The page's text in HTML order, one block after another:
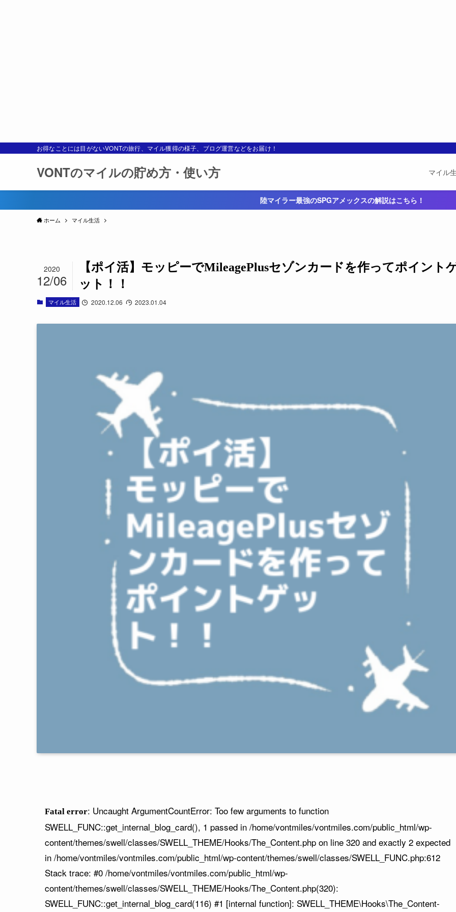
お得なことには目がないVONTの旅行、マイル獲得の様子、ブログ運営などをお届け！
VONTのマイルの貯め方・使い方 マイル
陸マイラー最強のSPGアメックスの解説はこちら！
ホーム マイル生活
【ポイ活】モッピーでMileagePlusセゾンカードを作ってポイント
ット！！
2020
12/06
マイル生活 2020.12.06 2023.01.04
Fatal error: Uncaught ArgumentCountError: Too few arguments to function
SWELL_FUNC::get_internal_blog_card(), 1 passed in /home/vontmiles/vontmiles.com/public_html/wp-
content/themes/swell/classes/SWELL_THEME/Hooks/The_Content.php on line 320 and exactly 2 expected
in /home/vontmiles/vontmiles.com/public_html/wp-content/themes/swell/classes/SWELL_FUNC.php:612
Stack trace: #0 /home/vontmiles/vontmiles.com/public_html/wp-
content/themes/swell/classes/SWELL_THEME/Hooks/The_Content.php(320):
SWELL_FUNC::get_internal_blog_card(116) #1 [internal function]: SWELL_THEME\Hooks\The_Content-